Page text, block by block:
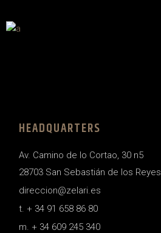
HEADQUARTERS
Av. Camino de lo Cortao, 30 n5
28703 San Sebastián de los Reyes
direccion@zelari.es
t. + 34 91 658 86 80
m. + 34 609 245 340